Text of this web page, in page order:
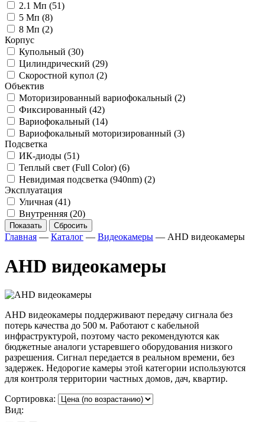
2.1 Мп (51)
5 Мп (8)
8 Мп (2)
Корпус
Купольный (30)
Цилиндрический (29)
Скоростной купол (2)
Объектив
Моторизированный вариофокальный (2)
Фиксированный (42)
Вариофокальный (14)
Вариофокальный моторизированный (3)
Подсветка
ИК-диоды (51)
Теплый свет (Full Color) (6)
Невидимая подсветка (940nm) (2)
Эксплуатация
Уличная (41)
Внутренняя (20)
Показать Сбросить
Главная — Каталог — Видеокамеры — AHD видеокамеры
AHD видеокамеры
AHD видеокамеры поддерживают передачу сигнала без
потерь качества до 500 м. Работают с кабельной
инфраструктурой, поэтому часто рекомендуются как
бюджетные аналоги устаревшего оборудования низкого
разрешения. Сигнал передается в реальном времени, без
задержек. Недорогие камеры этой категории используются
для контроля территории частных домов, дач, квартир.
Сортировка:
Вид: